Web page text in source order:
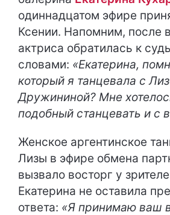
одиннадцатом эфире
Ксении. Напомним, после
актриса обратилась к
словами: «Екатерина,
который я танцевала с
Дружининой? Мне
подобный станцевать и с
Женское аргентинское
Лизы в эфире обмена
вызвало восторг у
Екатерина не оставила
ответа: «Я принимаю ваш